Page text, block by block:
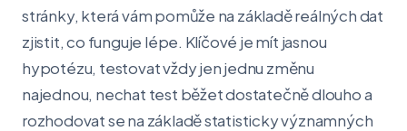
stránky, která vám pomůže na základě reálných dat
zjistit, co funguje lépe. Klíčové je mít jasnou
hypotézu, testovat vždy jen jednu změnu
najednou, nechat test běžet dostatečně dlouho a
rozhodovat se na základě statisticky významných